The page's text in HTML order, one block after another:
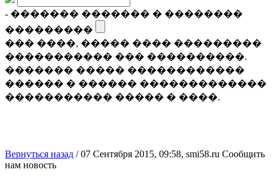
- ������� ������� � ��������
���������
��� ����, ����� ���� ���������
����������� ��� ����������.
������� ����� ������������
������ � ������ �������������
����������� ����� � ����.
Вернуться назад /07 Сентября 2015, 09:58, smi58.ru Сообщить
нам новость